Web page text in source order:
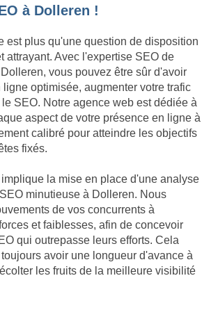
à Dolleren !
est plus qu'une question de disposition
attrayant. Avec l'expertise SEO de
vous pouvez être sûr d'avoir
optimisée, augmenter votre trafic
SEO. Notre agence web est dédiée à
aspect de votre présence en ligne à
calibré pour atteindre les objectifs
fixés.
la mise en place d'une analyse
minutieuse à Dolleren. Nous
de vos concurrents à
et faiblesses, afin de concevoir
qui outrepasse leurs efforts. Cela
avoir une longueur d'avance à
les fruits de la meilleure visibilité